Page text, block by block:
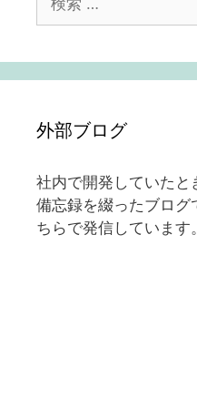
索:
外部ブログ
社内で開発していたと
備忘録を綴ったブログ
ちらで発信しています。